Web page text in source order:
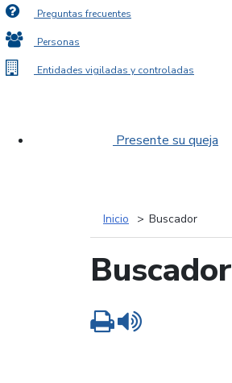
Preguntas frecuentes
Personas
Entidades vigiladas y controladas
Presente su queja
Inicio Buscador
Buscador
Imprimir